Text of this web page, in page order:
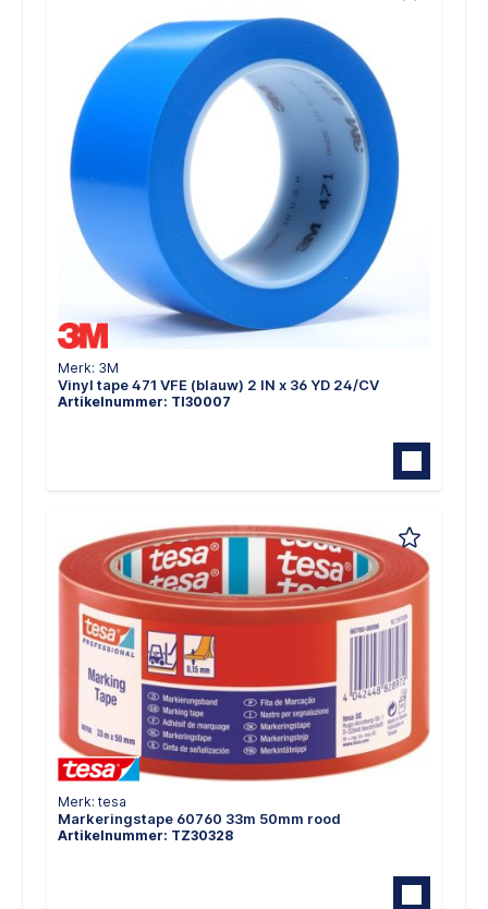
Merk: 3M
Vinyl tape 471 VFE (blauw) 2 IN x 36 YD 24/CV
Artikelnummer: TI30007
Merk: tesa
Markeringstape 60760 33m 50mm rood
Artikelnummer: TZ30328